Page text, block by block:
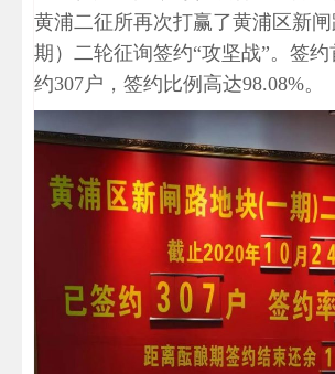
黄浦二征所再次打赢了黄浦区新
期）二轮征询签约“攻坚战”。签
约307户，签约比例高达98.08%。